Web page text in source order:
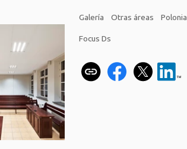
Galería Otras áreas Polonia
Focus Ds